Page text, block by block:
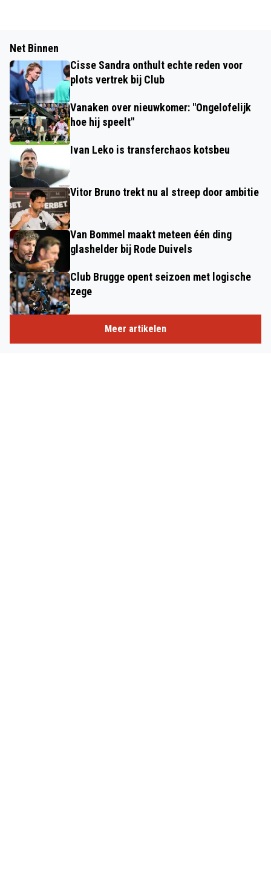
Net Binnen
Cisse Sandra onthult echte reden voor
plots vertrek bij Club
Vanaken over nieuwkomer: "Ongelofelijk
hoe hij speelt"
Ivan Leko is transferchaos kotsbeu
Vitor Bruno trekt nu al streep door ambitie
Van Bommel maakt meteen één ding
glashelder bij Rode Duivels
Club Brugge opent seizoen met logische
zege
Meer artikelen